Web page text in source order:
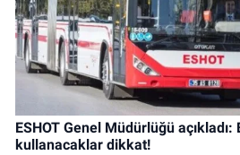
ESHOT Genel Müdürlüğü açıkladı:
kullanacaklar dikkat!